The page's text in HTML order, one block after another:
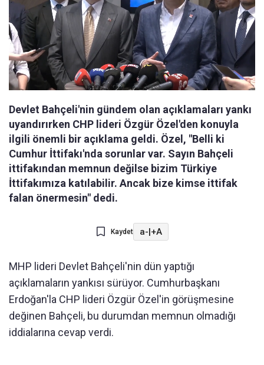
Devlet Bahçeli'nin gündem olan açıklamaları yankı
uyandırırken CHP lideri Özgür Özel'den konuyla
ilgili önemli bir açıklama geldi. Özel, "Belli ki
Cumhur İttifakı'nda sorunlar var. Sayın Bahçeli
ittifakından memnun değilse bizim Türkiye
İttifakımıza katılabilir. Ancak bize kimse ittifak
falan önermesin" dedi.
Kaydet a-|+A
MHP lideri Devlet Bahçeli'nin dün yaptığı
açıklamaların yankısı sürüyor. Cumhurbaşkanı
Erdoğan'la CHP lideri Özgür Özel'in görüşmesine
değinen Bahçeli, bu durumdan memnun olmadığı
iddialarına cevap verdi.